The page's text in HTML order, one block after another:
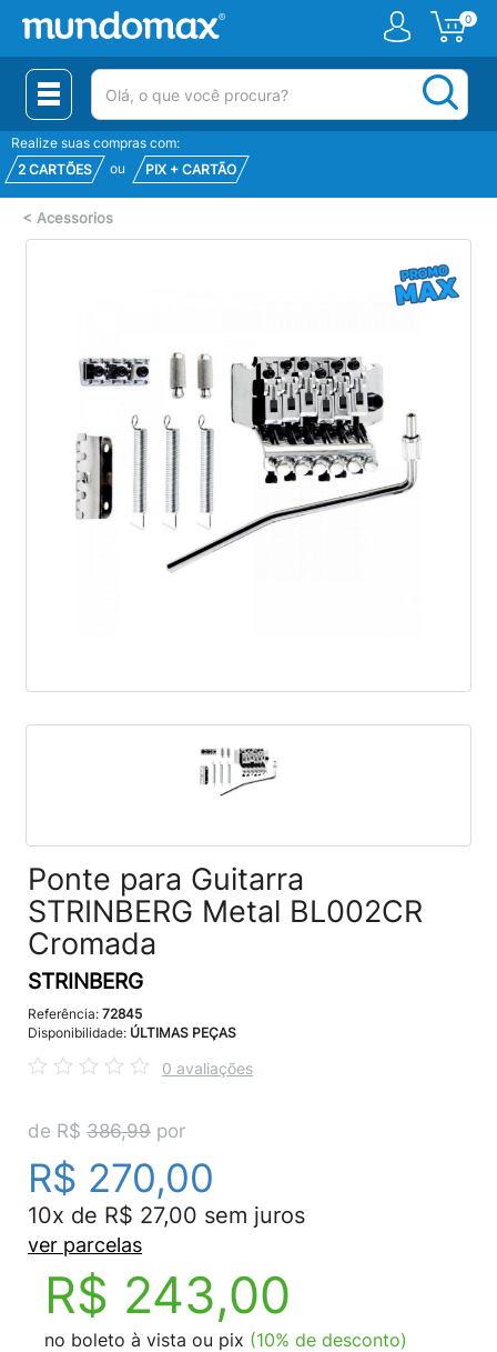
0
(pesquisar)
Realize suas compras com:
2 CARTÕES
ou PIX + CARTÃO
< Acessorios
Ponte para Guitarra
STRINBERG Metal BL002CR
Cromada
STRINBERG
Referência: 72845
Disponibilidade: ÚLTIMAS PEÇAS
0 avaliações
de R$ 386,99 por
R$ 270,00
10x de R$ 27,00 sem juros
ver parcelas
R$ 243,00
no boleto à vista ou pix (10% de desconto)